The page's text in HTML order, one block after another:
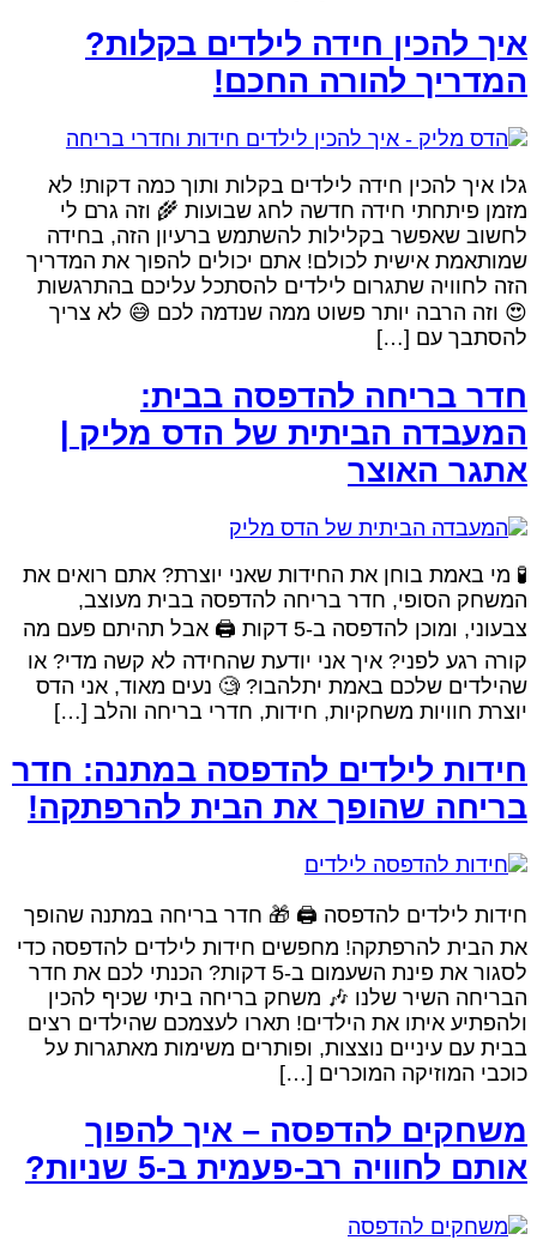
להכין חידה לילדים בקלות?
להורה החכם!
איך להכין חידה לילדים בקלות ותוך כמה דקות! לא
פיתחתי חידה חדשה לחג שבועות 🌾 וזה גרם לי
שאפשר בקלילות להשתמש ברעיון הזה, בחידה
אישית לכולם! אתם יכולים להפוך את המדריך
לחוויה שתגרום לילדים להסתכל עליכם בהתרגשות
וזה הרבה יותר פשוט ממה שנדמה לכם 😅 לא צריך
עם […]
בריחה להדפסה בבית:
הביתית של הדס מליק |
האוצר
מי באמת בוחן את החידות שאני יוצרת? אתם רואים את
הסופי, חדר בריחה להדפסה בבית מעוצב,
צבעוני, ומוכן להדפסה ב-5 דקות 🖨️ אבל תהיתם פעם מה
רגע לפני? איך אני יודעת שהחידה לא קשה מדי? או
שלכם באמת יתלהבו? 🧐 נעים מאוד, אני הדס
חוויות משחקיות, חידות, חדרי בריחה והלב […]
לילדים להדפסה במתנה: חדר
שהופך את הבית להרפתקה!
לילדים להדפסה 🖨️ 🎁 חדר בריחה במתנה שהופך
הבית להרפתקה! מחפשים חידות לילדים להדפסה כדי
לסגור את פינת השעמום ב-5 דקות? הכנתי לכם את חדר
השיר שלנו 🎶 משחק בריחה ביתי שכיף להכין
איתו את הילדים! תארו לעצמכם שהילדים רצים
עם עיניים נוצצות, ופותרים משימות מאתגרות על
המוזיקה המוכרים […]
להדפסה – איך להפוך
לחוויה רב-פעמית ב-5 שניות?